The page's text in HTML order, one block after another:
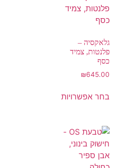
גלאקסיה –
פלנטות, צמיד
כסף
₪645.00
בחר אפשרויות